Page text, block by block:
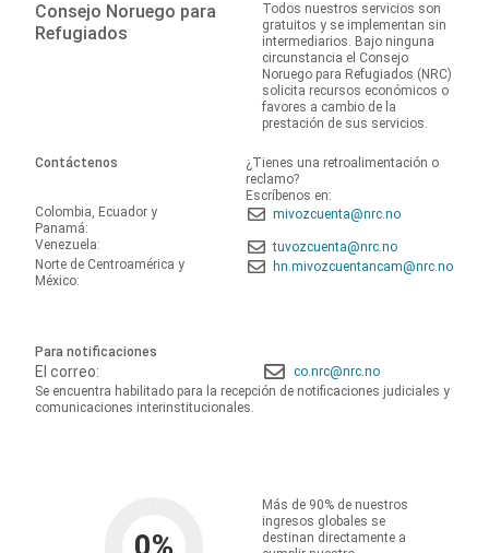
Consejo Noruego para
Refugiados
Todos nuestros servicios son
gratuitos y se implementan sin
intermediarios. Bajo ninguna
circunstancia el Consejo
Noruego para Refugiados (NRC)
solicita recursos económicos o
favores a cambio de la
prestación de sus servicios.
Contáctenos
¿Tienes una retroalimentación o
reclamo?
Escríbenos en:
Colombia, Ecuador y
Panamá:
mivozcuenta@nrc.no
Venezuela:
tuvozcuenta@nrc.no
Norte de Centroamérica y
México:
hn.mivozcuentancam@nrc.no
Para notificaciones
El correo:
co.nrc@nrc.no
Se encuentra habilitado para la recepción de notificaciones judiciales y
comunicaciones interinstitucionales.
Más de 90% de nuestros
ingresos globales se
destinan directamente a